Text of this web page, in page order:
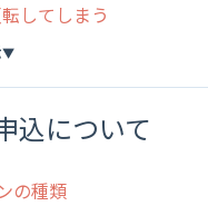
してしまう
▼
込について
の種類